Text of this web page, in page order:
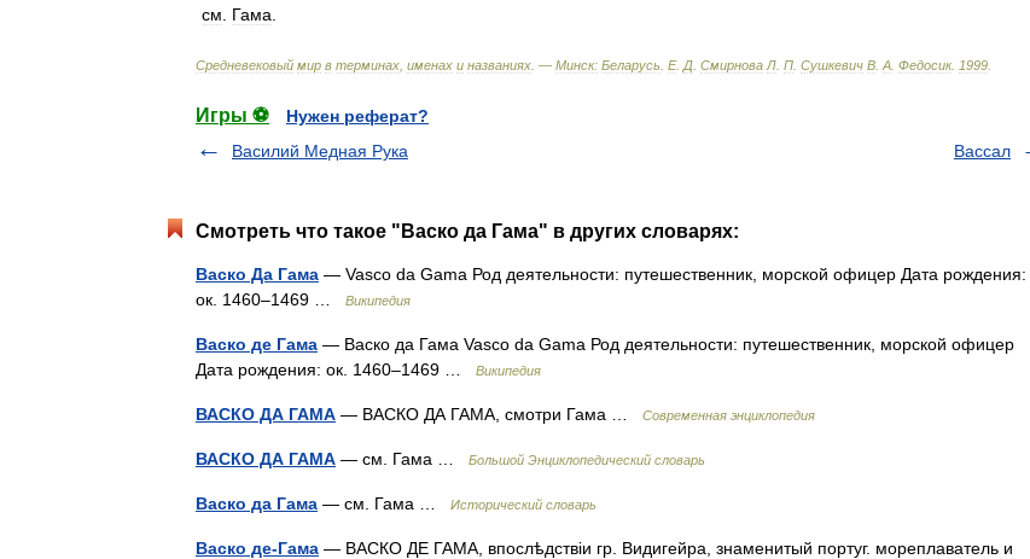
см
Гама
Средневековый мир в терминах именах и названиях . — Минск: Беларусь Е. Д Смирнова Л П Сушкевич В А Федосик. 1999
Игры ⚽
Нужен реферат?
Василий Медная Рука
Вассал
Смотреть что такое "Васко да Гама" в других словарях:
Васко Да Гама — Vasco da Gama Род деятельности: путешественник, морской офицер Дата рождения:
ок. 1460–1469 …
Википедия
Васко де Гама — Васко да Гама Vasco da Gama Род деятельности: путешественник, морской офицер
Дата рождения: ок. 1460–1469 …
Википедия
ВАСКО ДА ГАМА — ВАСКО ДА ГАМА, смотри Гама … Современная энциклопедия
ВАСКО ДА ГАМА — см. Гама … Большой Энциклопедический словарь
Васко да Гама — см. Гама … Исторический словарь
Васко де-Гама — ВАСКО ДЕ ГАМА, впослѣдствіи гр. Видигейра, знаменитый португ. мореплаватель и